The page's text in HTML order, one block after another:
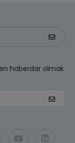
haberdar olmak